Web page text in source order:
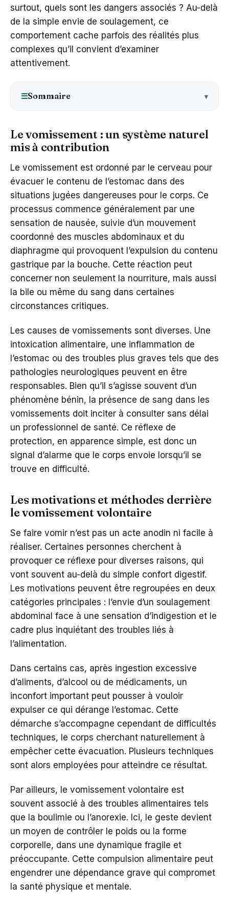
surtout, quels sont les dangers associés ? Au-delà
de la simple envie de soulagement, ce
comportement cache parfois des réalités plus
complexes qu’il convient d’examiner
attentivement.
☰Sommaire
Le vomissement : un système naturel
mis à contribution
Le vomissement est ordonné par le cerveau pour
évacuer le contenu de l’estomac dans des
situations jugées dangereuses pour le corps. Ce
processus commence généralement par une
sensation de nausée, suivie d’un mouvement
coordonné des muscles abdominaux et du
diaphragme qui provoquent l’expulsion du contenu
gastrique par la bouche. Cette réaction peut
concerner non seulement la nourriture, mais aussi
la bile ou même du sang dans certaines
circonstances critiques.
Les causes de vomissements sont diverses. Une
intoxication alimentaire, une inflammation de
l’estomac ou des troubles plus graves tels que des
pathologies neurologiques peuvent en être
responsables. Bien qu’il s’agisse souvent d’un
phénomène bénin, la présence de sang dans les
vomissements doit inciter à consulter sans délai
un professionnel de santé. Ce réflexe de
protection, en apparence simple, est donc un
signal d’alarme que le corps envoie lorsqu’il se
trouve en difficulté.
Les motivations et méthodes derrière
le vomissement volontaire
Se faire vomir n’est pas un acte anodin ni facile à
réaliser. Certaines personnes cherchent à
provoquer ce réflexe pour diverses raisons, qui
vont souvent au-delà du simple confort digestif.
Les motivations peuvent être regroupées en deux
catégories principales : l’envie d’un soulagement
abdominal face à une sensation d’indigestion et le
cadre plus inquiétant des troubles liés à
l’alimentation.
Dans certains cas, après ingestion excessive
d’aliments, d’alcool ou de médicaments, un
inconfort important peut pousser à vouloir
expulser ce qui dérange l’estomac. Cette
démarche s’accompagne cependant de difficultés
techniques, le corps cherchant naturellement à
empêcher cette évacuation. Plusieurs techniques
sont alors employées pour atteindre ce résultat.
Par ailleurs, le vomissement volontaire est
souvent associé à des troubles alimentaires tels
que la boulimie ou l’anorexie. Ici, le geste devient
un moyen de contrôler le poids ou la forme
corporelle, dans une dynamique fragile et
préoccupante. Cette compulsion alimentaire peut
engendrer une dépendance grave qui compromet
la santé physique et mentale.